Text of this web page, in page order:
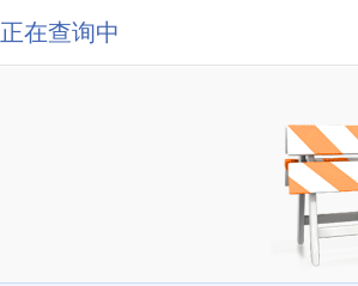
正在查询中